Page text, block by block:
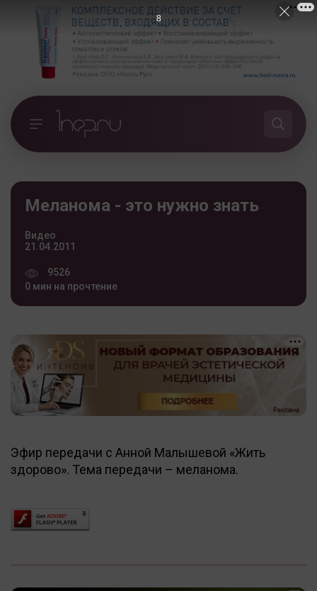
Меланома - это нужно знать
Видео
21.04.2011
9526
0 мин на прочтение
Эфир передачи с Анной Малышевой «Жить
здорово». Тема передачи – меланома.
7